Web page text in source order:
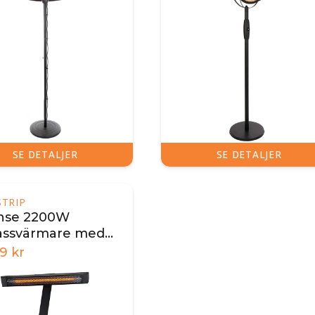
SE DETALJER SE DETALJER
2200W
med
ställning
kr